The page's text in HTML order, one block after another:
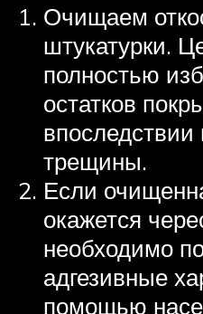
Очищаем
штукатурки.
полностью
остатков
впоследствии
трещины.
Если
окажется
необходимо
адгезивные
помощью